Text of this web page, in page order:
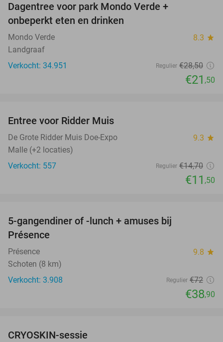
Dagentree voor park Mondo Verde +
onbeperkt eten en drinken
Mondo Verde 8.3 star
Landgraaf
Verkocht: 34.951
Regulier €28,50
€21 ,50
Entree voor Ridder Muis
De Grote Ridder Muis Doe-Expo 9.3 star
Malle (+2 locaties)
Verkocht: 557
Regulier €14,70
€11 ,50
5-gangendiner of -lunch + amuses bij
Présence
Présence 9.8 star
Schoten (8 km)
Verkocht: 3.908
Regulier €72
€38,90
CRYOSKIN-sessie